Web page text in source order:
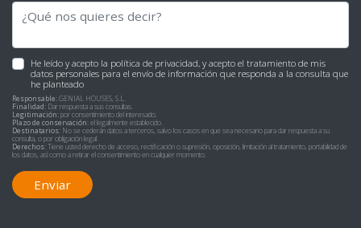
He leído y acepto la política de privacidad, y acepto el tratamiento de mis
datos personales para el envío de información que responda a la consulta que
he planteado
Responsable:GENIAL HOUSES, S.L.
Finalidad: Dar respuesta a sus consultas.
Legitimación:por consentimiento del interesado.
Plazo de conservación:el legalmente establecido.
Destinatarios: No se cederán datos a terceros, salvo los casos en que sea necesario para dar respuesta a su
consulta, o por obligación legal.
Derechos:Tiene usted derecho de acceso, rectificación o supresión, oposición, limitación al tratamiento, portabilidad de
los datos, así como a retirar el consentimiento en cualquier momento.
Enviar